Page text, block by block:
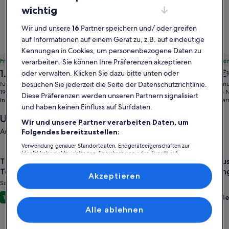
Frühbucherangebot: 125 € Rabatt
Der
Preis
beträgt
1.369 €
1.369 €Der
alte
Preis
war
1.494 €,
siehe
weitere
Informationen
zum
1.494 €
für 1 Villa, 7 Nächte
196 € pro Nacht
inkl. Steuern & Gebühren
Preis
beträgt
1.561 €
1.561 €
für 1
223 € pro
inkl.
Unterkünfte in der Nähe
Angebote für den Zeitraum: 28. Aug.–30. Aug.
Gallery
Carousel
The Attic: Sandusky’s Premier Group & Sports
Team Stay
Sandusky
10 Außergewöhnlich (14 Bewertungen)
Angebot für The Attic: Sandusky’s Premier Group & Sports
Sandusky
10
wichtig
Wir und unsere16 Partner speichern und/ oder greifen
auf Informationen auf einem Gerät zu, z.B. auf eindeutige
Kennungen in Cookies, um personenbezogene Daten zu
verarbeiten. Sie können Ihre Präferenzen akzeptieren
oder verwalten. Klicken Sie dazu bitte unten oder
besuchen Sie jederzeit die Seite der Datenschutzrichtlinie.
Diese Präferenzen werden unseren Partnern signalisiert
und haben keinen Einfluss auf Surfdaten.
Wir und unsere Partner verarbeiten Daten, um
Folgendes bereitzustellen:
Verwendung genauer Standortdaten. Endgeräteeigenschaften zur
Identifikation aktiv abfragen. Speichern von oder Zugriff auf
Inhalte, Messung von Werbeleistung und der Performance von Inhalten,
Zielgruppenforschung sowie Entwicklung und Verbesserung von
Liste der Partner (Lieferanten)
Alle ablehnen
Akzeptieren